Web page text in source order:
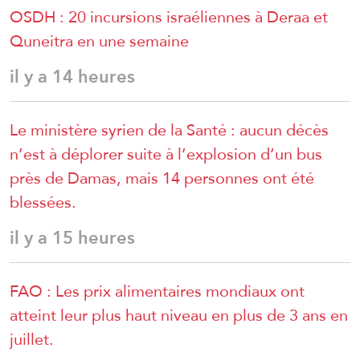
OSDH : 20 incursions israéliennes à Deraa et
Quneitra en une semaine
il y a 14 heures
Le ministère syrien de la Santé : aucun décès
n’est à déplorer suite à l’explosion d’un bus
près de Damas, mais 14 personnes ont été
blessées.
il y a 15 heures
FAO : Les prix alimentaires mondiaux ont
atteint leur plus haut niveau en plus de 3 ans en
juillet.